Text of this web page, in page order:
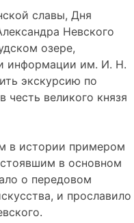
славы, Дня
Невского
озере,
информации им. И. Н.
экскурсию по
честь великого князя
в истории примером
в основном
о передовом
и прославило